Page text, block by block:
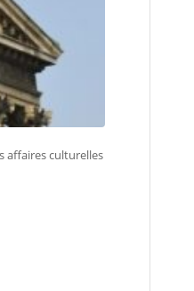
affaires culturelles